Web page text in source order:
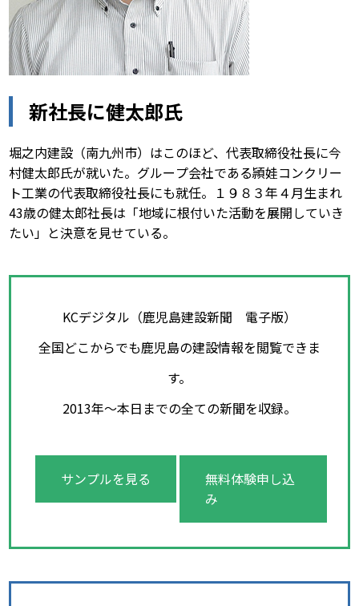
新社長に健太郎氏
堀之内建設（南九州市）はこのほど、代表取締役社長に今
村健太郎氏が就いた。グループ会社である頴娃コンクリー
ト工業の代表取締役社長にも就任。１９８３年４月生まれ
43歳の健太郎社長は「地域に根付いた活動を展開していき
たい」と決意を見せている。
KCデジタル（鹿児島建設新聞 電子版）
全国どこからでも鹿児島の建設情報を閲覧できま
す。
2013年～本日までの全ての新聞を収録。
サンプルを見る
無料体験申し込
み